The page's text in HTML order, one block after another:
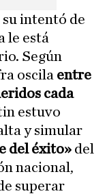
intentó de
le está
Según
oscila entre
cada
estuvo
y simular
del éxito» del
nacional,
superar